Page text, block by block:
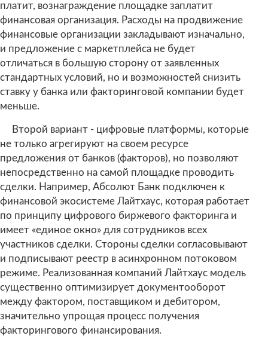
платит, вознаграждение площадке заплатит
финансовая организация. Расходы на продвижение
финансовые организации закладывают изначально,
и предложение с маркетплейса не будет
отличаться в большую сторону от заявленных
стандартных условий, но и возможностей снизить
ставку у банка или факторинговой компании будет
меньше.
Второй вариант - цифровые платформы, которые
не только агрегируют на своем ресурсе
предложения от банков (факторов), но позволяют
непосредственно на самой площадке проводить
сделки. Например, Абсолют Банк подключен к
финансовой экосистеме Лайтхаус, которая работает
по принципу цифрового биржевого факторинга и
имеет «единое окно» для сотрудников всех
участников сделки. Стороны сделки согласовывают
и подписывают реестр в асинхронном потоковом
режиме. Реализованная компаний Лайтхаус модель
существенно оптимизирует документооборот
между фактором, поставщиком и дебитором,
значительно упрощая процесс получения
факторингового финансирования.